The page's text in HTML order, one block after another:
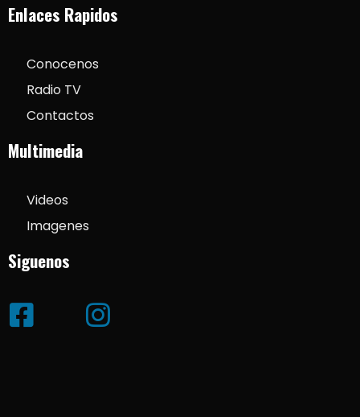
Enlaces Rapidos
Conocenos
Radio TV
Contactos
Multimedia
Videos
Imagenes
Siguenos